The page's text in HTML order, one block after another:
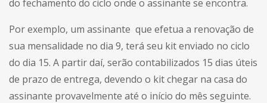
do fechamento do ciclo onde o assinante se encontra.
Por exemplo, um assinante que efetua a renovação de
sua mensalidade no dia 9, terá seu kit enviado no ciclo
do dia 15. A partir daí, serão contabilizados 15 dias úteis
de prazo de entrega, devendo o kit chegar na casa do
assinante provavelmente até o início do mês seguinte.